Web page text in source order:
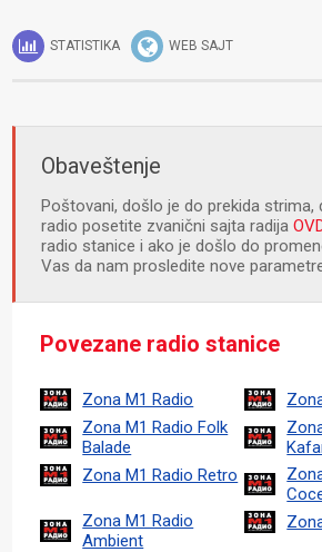
STATISTIKA WEB SAJT
Obaveštenje
Poštovani, došlo je do prekida strima,
radio posetite zvanični sajta radija
radio stanice i ako je došlo do
Vas da nam prosledite nove
Povezane radio stanice
Zona M1 Radio
Zona M1 Radio Folk
Balade
Zona M1 Radio Retro
Zona M1 Radio
Ambient